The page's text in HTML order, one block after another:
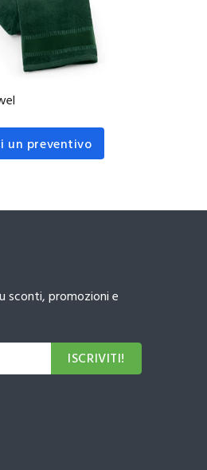
un preventivo
sconti, promozioni e
ISCRIVITI!